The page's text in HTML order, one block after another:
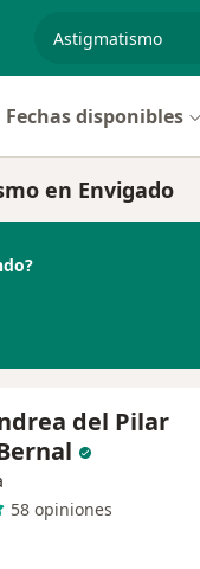
Fechas disponibles
en Envigado
del Pilar
58 opiniones